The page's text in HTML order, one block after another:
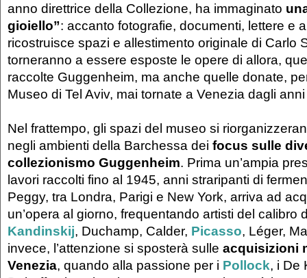
anno direttrice della Collezione, ha immaginato
gioiello”: accanto fotografie, documenti, lettere e
ricostruisce spazi e allestimento originale di Carlo
torneranno a essere esposte le opere di allora,
raccolte Guggenheim, ma anche quelle donate,
Museo di Tel Aviv, mai tornate a Venezia dagli
Nel frattempo, gli spazi del museo si
negli ambienti della Barchessa dei focus sulle
collezionismo Guggenheim. Prima un’ampia
lavori raccolti fino al 1945, anni straripanti di
Peggy, tra Londra, Parigi e New York, arriva ad
un’opera al giorno, frequentando artisti del calibro
Kandinskij, Duchamp, Calder, Picasso, Léger,
invece, l’attenzione si sposterà sulle acquisizioni
Venezia, quando alla passione per i Pollock, i De